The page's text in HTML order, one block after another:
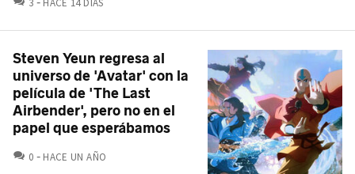
Steven Yeun regresa al
universo de 'Avatar' con la
película de 'The Last
Airbender', pero no en el
papel que esperábamos
0 COMENTARIOS
HACE UN AÑO